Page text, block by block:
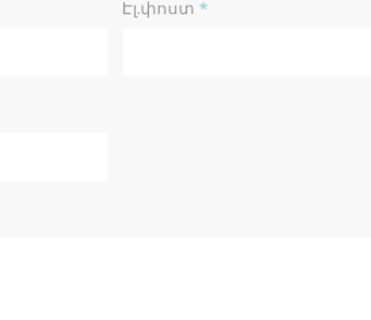
Էլ.փոստ*